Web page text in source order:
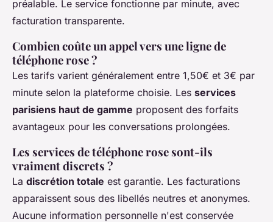
préalable. Le service fonctionne par minute, avec
facturation transparente.
Combien coûte un appel vers une ligne de
téléphone rose ?
Les tarifs varient généralement entre 1,50€ et 3€ par
minute selon la plateforme choisie. Les services
parisiens haut de gamme proposent des forfaits
avantageux pour les conversations prolongées.
Les services de téléphone rose sont-ils
vraiment discrets ?
La discrétion totale est garantie. Les facturations
apparaissent sous des libellés neutres et anonymes.
Aucune information personnelle n'est conservée